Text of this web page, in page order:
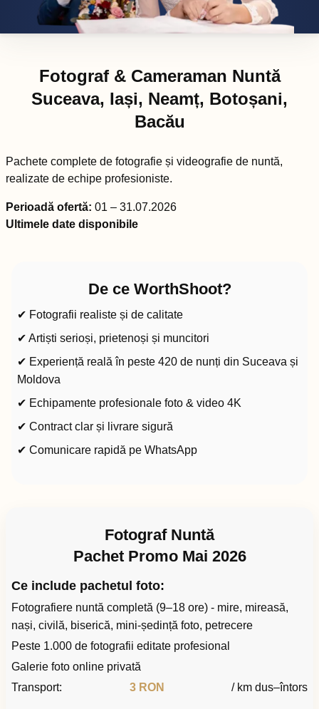
Fotograf & Cameraman Nuntă
Suceava, Iași, Neamț, Botoșani,
Bacău
Pachete complete de fotografie și videografie de nuntă,
realizate de echipe profesioniste.
Perioadă ofertă: 01 – 31.07.2026
Ultimele date disponibile
De ce WorthShoot?
✔ Fotografii realiste și de calitate
✔ Artiști serioși, prietenoși și muncitori
✔ Experiență reală în peste 420 de nunți din Suceava și
Moldova
✔ Echipamente profesionale foto & video 4K
✔ Contract clar și livrare sigură
✔ Comunicare rapidă pe WhatsApp
Fotograf Nuntă
Pachet Promo Mai 2026
Ce include pachetul foto:
Fotografiere nuntă completă (9–18 ore) - mire, mireasă,
nași, civilă, biserică, mini-ședință foto, petrecere
Peste 1.000 de fotografii editate profesional
Galerie foto online privată
Transport:
3 RON / km dus–întors